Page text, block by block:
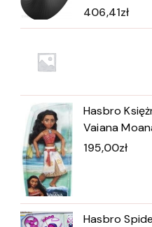
406,41zł
Hasbro
Vaiana
195,00zł
Hasbro